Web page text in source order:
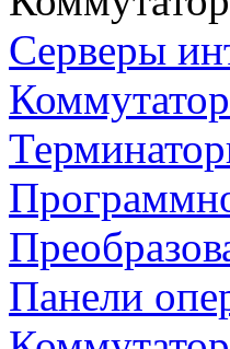
Серверы
Панели